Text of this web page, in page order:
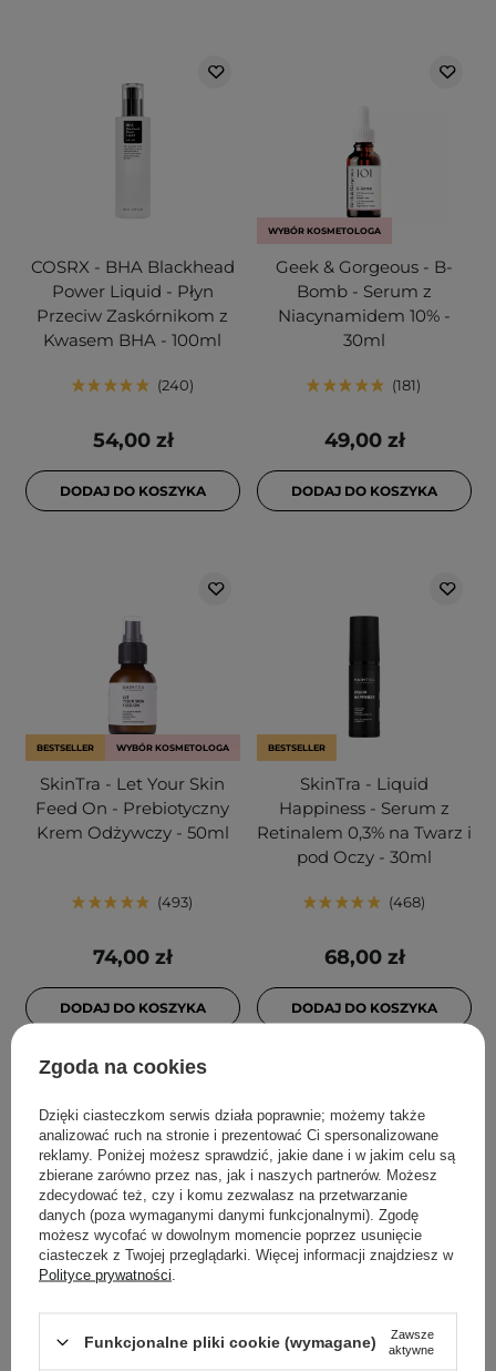
COSRX - BHA Blackhead
Power Liquid - Płyn
Przeciw Zaskórnikom z
Kwasem BHA - 100ml
240
54,00 zł
DODAJ DO KOSZYKA
WYBÓR KOSMETOLOGA
Geek & Gorgeous - B-
Bomb - Serum z
Niacynamidem 10% -
30ml
181
49,00 zł
DODAJ DO KOSZYKA
BESTSELLER WYBÓR KOSMETOLOGA
SkinTra - Let Your Skin
Feed On - Prebiotyczny
Krem Odżywczy - 50ml
493
74,00 zł
DODAJ DO KOSZYKA
BESTSELLER
SkinTra - Liquid
Happiness - Serum z
Retinalem 0,3% na Twarz i
pod Oczy - 30ml
468
68,00 zł
DODAJ DO KOSZYKA
2% Kwasem Salicylowym i
PROMOCJA
Brightening Cleansing
Powder - Enzymatyczny
Zgoda na cookies
Dzięki ciasteczkom serwis działa poprawnie; możemy także
analizować ruch na stronie i prezentować Ci spersonalizowane
reklamy. Poniżej możesz sprawdzić, jakie dane i w jakim celu są
zbierane zarówno przez nas, jak i naszych partnerów. Możesz
zdecydować też, czy i komu zezwalasz na przetwarzanie
danych (poza wymaganymi danymi funkcjonalnymi). Zgodę
możesz wycofać w dowolnym momencie poprzez usunięcie
ciasteczek z Twojej przeglądarki. Więcej informacji znajdziesz w
Polityce prywatności
Funkcjonalne pliki cookie (wymagane)
Zawsze
aktywne